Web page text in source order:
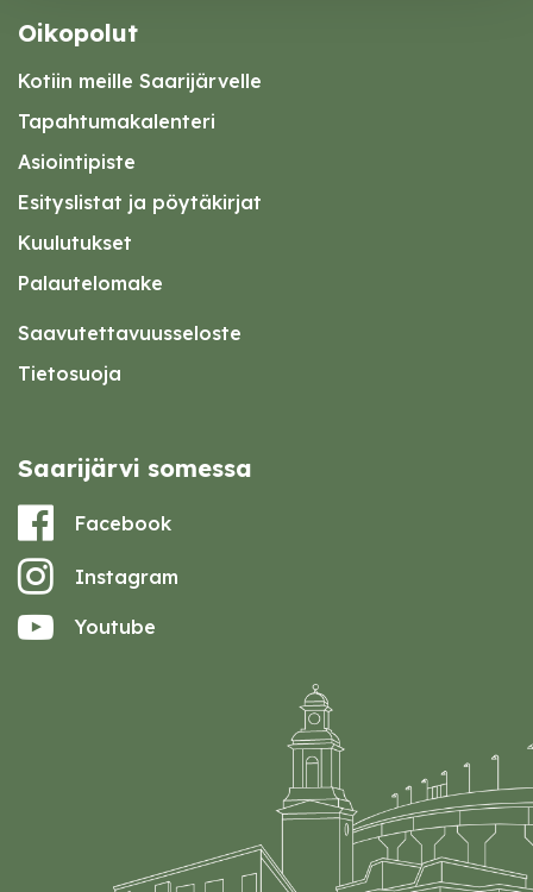
Oikopolut
Kotiin meille Saarijärvelle
Tapahtumakalenteri
Asiointipiste
Esityslistat ja pöytäkirjat
Kuulutukset
Palautelomake
Saavutettavuusseloste
Tietosuoja
Saarijärvi somessa
Facebook
Instagram
Youtube